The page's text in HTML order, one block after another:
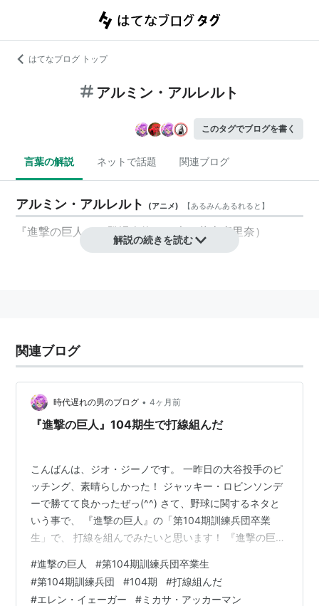
はてなブログ トップ
アルミン・アルレルト
このタグでブログを書く
言葉の解説 ネットで話題 関連ブログ
アルミン・アルレルト (アニメ) 【あるみんあるれると 】
『進撃の巨人』の登場人物。（声：井上麻里奈）
解説の続きを読む
関連ブログ
時代遅れの男のブログ • 4ヶ月前
『進撃の巨人』104期生で打線組んだ
こんばんは、ジオ・ジーノです。 一昨日の大谷投手のピ
ッチング、素晴らしかった！ ジャッキー・ロビンソンデ
ーで勝てて良かったぜっ(^^) さて、野球に関するネタと
いう事で、 『進撃の巨人』の「第104期訓練兵団卒業
生」で、 打線を組んでみたいと思います！ 『進撃の巨
#進撃の巨人 #第104期訓練兵団卒業生
#第104期訓練兵団 #104期 #打線組んだ
#エレン・イェーガー #ミカサ・アッカーマン